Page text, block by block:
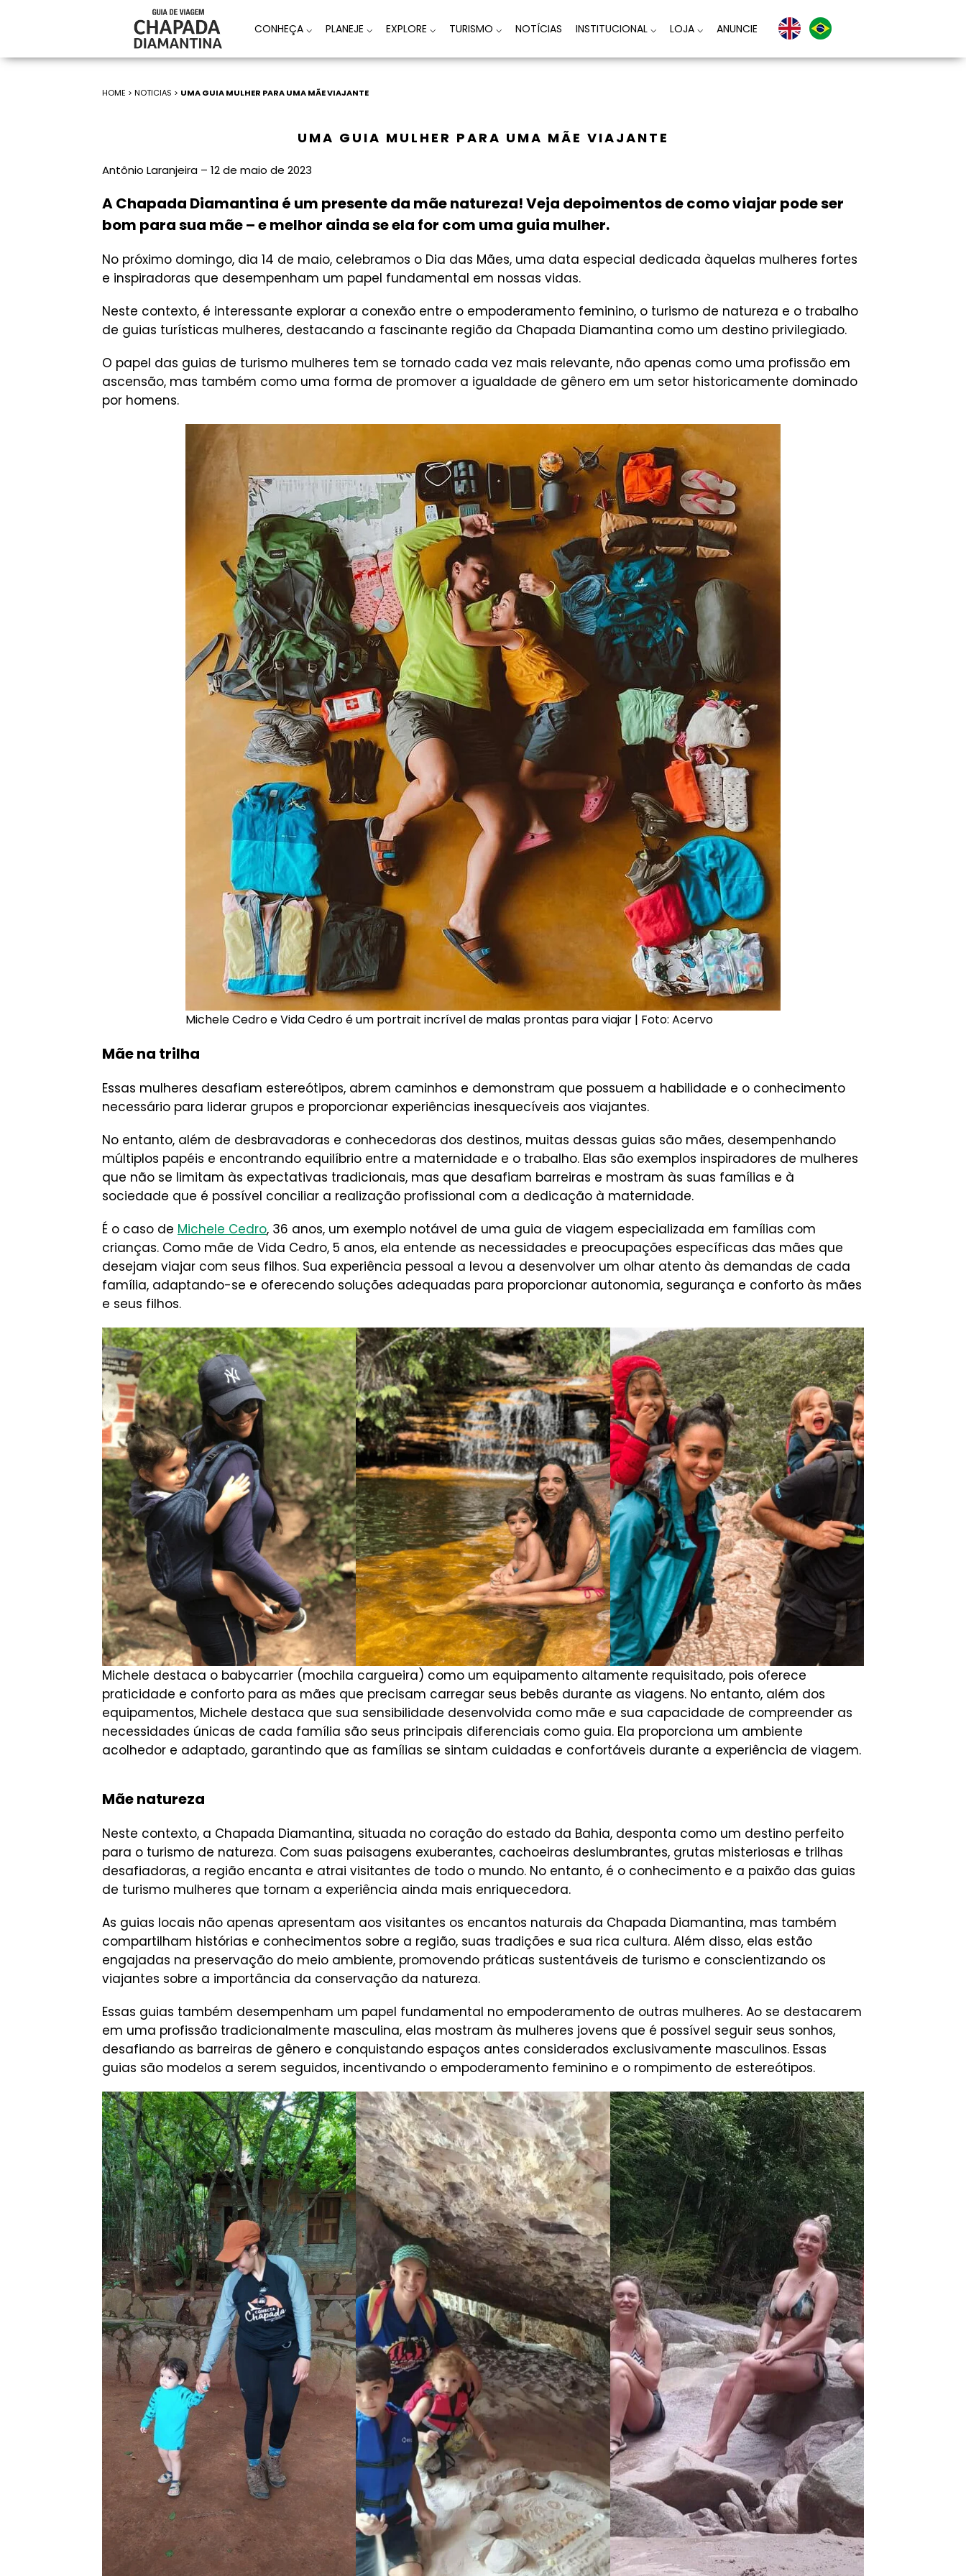
CONHEÇA ⌵ PLANEJE ⌵ EXPLORE ⌵ TURISMO ⌵ NOTÍCIAS INSTITUCIONAL ⌵ LOJA ⌵ ANUNCIE
HOME > NOTICIAS > UMA GUIA MULHER PARA UMA MÃE VIAJANTE
UMA GUIA MULHER PARA UMA MÃE VIAJANTE
Antônio Laranjeira – 12 de maio de 2023
A Chapada Diamantina é um presente da mãe natureza! Veja depoimentos de como viajar pode ser
bom para sua mãe – e melhor ainda se ela for com uma guia mulher.
No próximo domingo, dia 14 de maio, celebramos o Dia das Mães, uma data especial dedicada àquelas mulheres fortes
e inspiradoras que desempenham um papel fundamental em nossas vidas.
Neste contexto, é interessante explorar a conexão entre o empoderamento feminino, o turismo de natureza e o trabalho
de guias turísticas mulheres, destacando a fascinante região da Chapada Diamantina como um destino privilegiado.
O papel das guias de turismo mulheres tem se tornado cada vez mais relevante, não apenas como uma profissão em
ascensão, mas também como uma forma de promover a igualdade de gênero em um setor historicamente dominado
por homens.
Michele Cedro e Vida Cedro é um portrait incrível de malas prontas para viajar | Foto: Acervo
Mãe na trilha
Essas mulheres desafiam estereótipos, abrem caminhos e demonstram que possuem a habilidade e o conhecimento
necessário para liderar grupos e proporcionar experiências inesquecíveis aos viajantes.
No entanto, além de desbravadoras e conhecedoras dos destinos, muitas dessas guias são mães, desempenhando
múltiplos papéis e encontrando equilíbrio entre a maternidade e o trabalho. Elas são exemplos inspiradores de mulheres
que não se limitam às expectativas tradicionais, mas que desafiam barreiras e mostram às suas famílias e à
sociedade que é possível conciliar a realização profissional com a dedicação à maternidade.
É o caso de Michele Cedro, 36 anos, um exemplo notável de uma guia de viagem especializada em famílias com
crianças. Como mãe de Vida Cedro, 5 anos, ela entende as necessidades e preocupações específicas das mães que
desejam viajar com seus filhos. Sua experiência pessoal a levou a desenvolver um olhar atento às demandas de cada
família, adaptando-se e oferecendo soluções adequadas para proporcionar autonomia, segurança e conforto às mães
e seus filhos.
Michele destaca o babycarrier (mochila cargueira) como um equipamento altamente requisitado, pois oferece
praticidade e conforto para as mães que precisam carregar seus bebês durante as viagens. No entanto, além dos
equipamentos, Michele destaca que sua sensibilidade desenvolvida como mãe e sua capacidade de compreender as
necessidades únicas de cada família são seus principais diferenciais como guia. Ela proporciona um ambiente
acolhedor e adaptado, garantindo que as famílias se sintam cuidadas e confortáveis durante a experiência de viagem.
Mãe natureza
Neste contexto, a Chapada Diamantina, situada no coração do estado da Bahia, desponta como um destino perfeito
para o turismo de natureza. Com suas paisagens exuberantes, cachoeiras deslumbrantes, grutas misteriosas e trilhas
desafiadoras, a região encanta e atrai visitantes de todo o mundo. No entanto, é o conhecimento e a paixão das guias
de turismo mulheres que tornam a experiência ainda mais enriquecedora.
As guias locais não apenas apresentam aos visitantes os encantos naturais da Chapada Diamantina, mas também
compartilham histórias e conhecimentos sobre a região, suas tradições e sua rica cultura. Além disso, elas estão
engajadas na preservação do meio ambiente, promovendo práticas sustentáveis de turismo e conscientizando os
viajantes sobre a importância da conservação da natureza.
Essas guias também desempenham um papel fundamental no empoderamento de outras mulheres. Ao se destacarem
em uma profissão tradicionalmente masculina, elas mostram às mulheres jovens que é possível seguir seus sonhos,
desafiando as barreiras de gênero e conquistando espaços antes considerados exclusivamente masculinos. Essas
guias são modelos a serem seguidos, incentivando o empoderamento feminino e o rompimento de estereótipos.